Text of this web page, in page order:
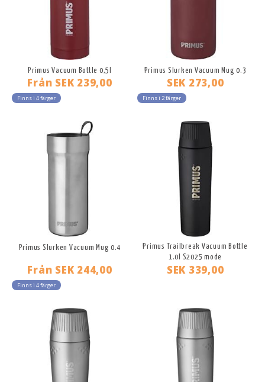
Primus Vacuum Bottle 0,5l
Från SEK 239,00
Finns i 4 färger
Primus Slurken Vacuum Mug 0.3
SEK 273,00
Finns i 2 färger
Primus Slurken Vacuum Mug 0.4
Från SEK 244,00
Finns i 4 färger
Primus Trailbreak Vacuum Bottle
1.0l S2025 mode
SEK 339,00